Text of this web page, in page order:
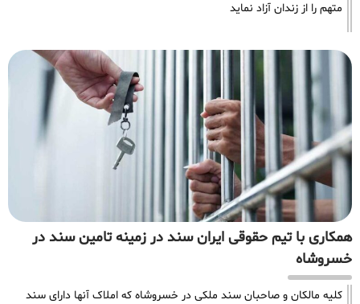
متهم را از زندان آزاد نماید
همکاری با تیم حقوقی ایران سند در زمینه تامین سند در
خسروشاه
کلیه مالکان و صاحبان سند ملکی در خسروشاه که املاک آنها دارای سند